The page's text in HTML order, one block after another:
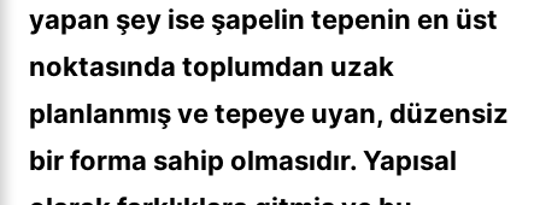
yapan şey ise şapelin tepenin en üst
noktasında toplumdan uzak
planlanmış ve tepeye uyan, düzensiz
bir forma sahip olmasıdır. Yapısal